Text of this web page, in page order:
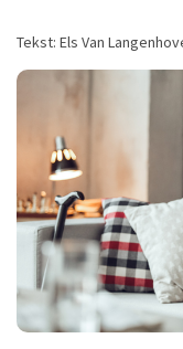
Tekst: Els Van